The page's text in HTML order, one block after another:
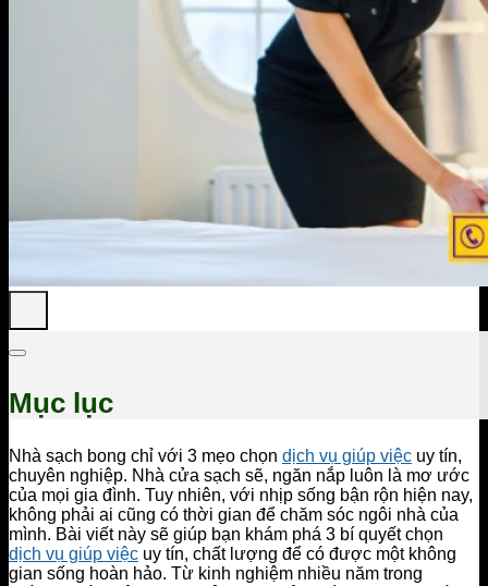
Mục lục
Nhà sạch bong chỉ với 3 mẹo chọn dịch vụ giúp việc uy tín,
chuyên nghiệp. Nhà cửa sạch sẽ, ngăn nắp luôn là mơ ước
của mọi gia đình. Tuy nhiên, với nhịp sống bận rộn hiện nay,
không phải ai cũng có thời gian để chăm sóc ngôi nhà của
mình. Bài viết này sẽ giúp bạn khám phá 3 bí quyết chọn
dịch vụ giúp việc uy tín, chất lượng để có được một không
gian sống hoàn hảo. Từ kinh nghiệm nhiều năm trong